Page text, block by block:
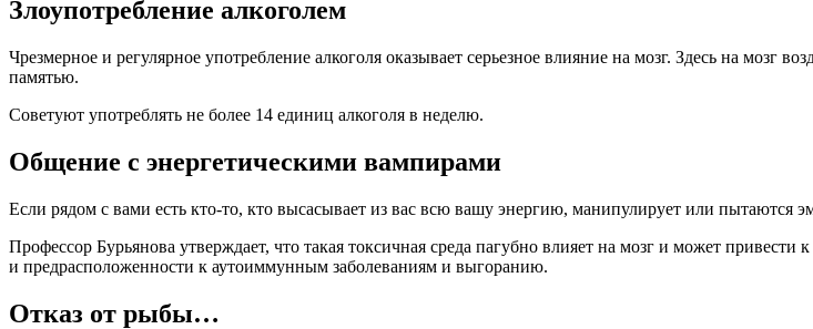
Злоупотребление алкоголем
Чрезмерное и регулярное употребление алкоголя оказывает серьезное влияние на мозг. Здесь на мозг
памятью.
Советуют употреблять не более 14 единиц алкоголя в неделю.
Общение с энергетическими вампирами
Если рядом с вами есть кто-то, кто высасывает из вас всю вашу энергию, манипулирует или пытаются
Профессор Бурьянова утверждает, что такая токсичная среда пагубно влияет на мозг и может
и предрасположенности к аутоиммунным заболеваниям и выгоранию.
Отказ от рыбы…